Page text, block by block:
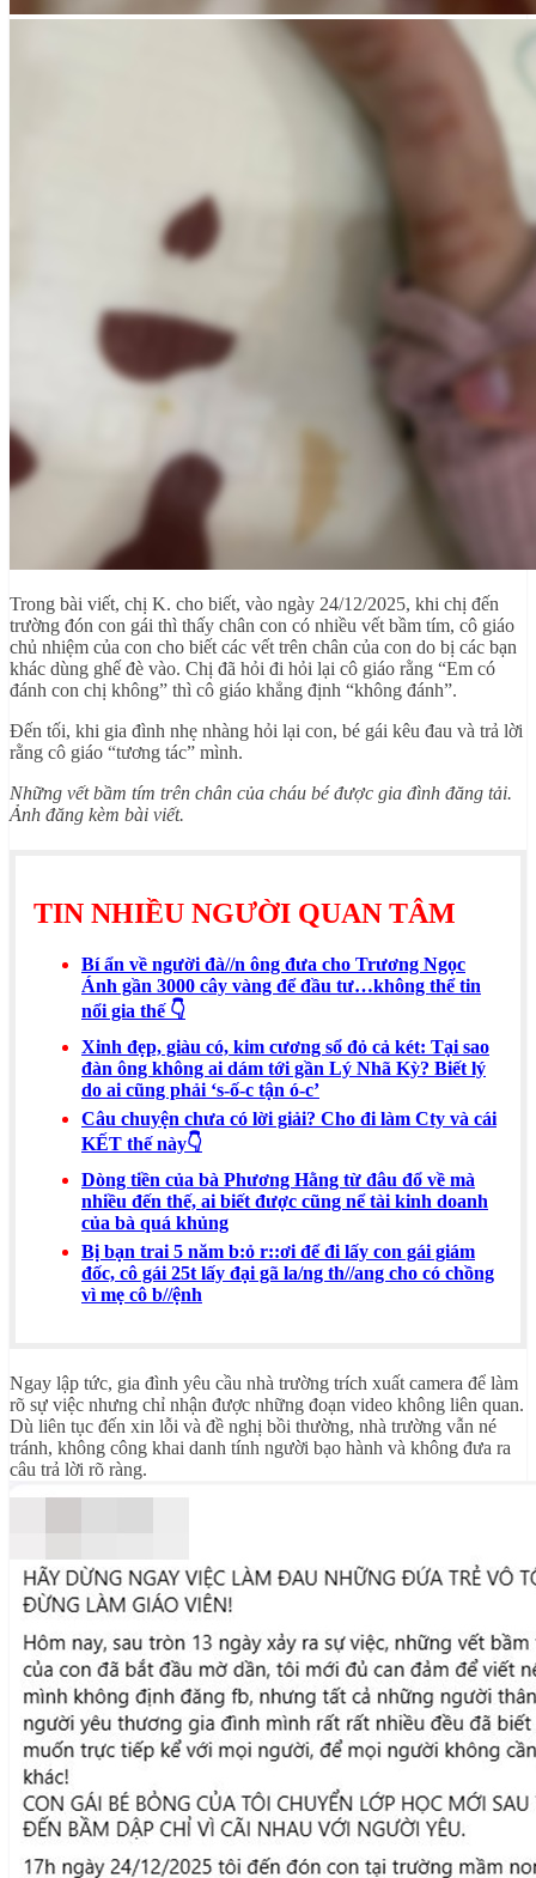
Trong bài viết, chị K. cho biết, vào ngày 24/12/2025, khi chị đến
trường đón con gái thì thấy chân con có nhiều vết bầm tím, cô giáo
chủ nhiệm của con cho biết các vết trên chân của con do bị các bạn
khác dùng ghế đè vào. Chị đã hỏi đi hỏi lại cô giáo rằng “Em có
đánh con chị không” thì cô giáo khẳng định “không đánh”.
Đến tối, khi gia đình nhẹ nhàng hỏi lại con, bé gái kêu đau và trả lời
rằng cô giáo “tương tác” mình.
Những vết bầm tím trên chân của cháu bé được gia đình đăng tải.
Ảnh đăng kèm bài viết.
TIN NHIỀU NGƯỜI QUAN TÂM
Bí ẩn về người đà//n ông đưa cho Trương Ngọc
Ánh gần 3000 cây vàng để đầu tư…không thể tin
nổi gia thế 👇
Xinh đẹp, giàu có, kim cương sổ đỏ cả két: Tại sao
đàn ông không ai dám tới gần Lý Nhã Kỳ? Biết lý
do ai cũng phải ‘s-ố-c tận ó-c’
Câu chuyện chưa có lời giải? Cho đi làm Cty và cái
KẾT thế này👇
Dòng tiền của bà Phương Hằng từ đâu đổ về mà
nhiều đến thế, ai biết được cũng nể tài kinh doanh
của bà quá khủng
Bị bạn trai 5 năm b:ỏ r::ơi để đi lấy con gái giám
đốc, cô gái 25t lấy đại gã la/ng th//ang cho có chồng
vì mẹ cô b//ệnh
Ngay lập tức, gia đình yêu cầu nhà trường trích xuất camera để làm
rõ sự việc nhưng chỉ nhận được những đoạn video không liên quan.
Dù liên tục đến xin lỗi và đề nghị bồi thường, nhà trường vẫn né
tránh, không công khai danh tính người bạo hành và không đưa ra
câu trả lời rõ ràng.